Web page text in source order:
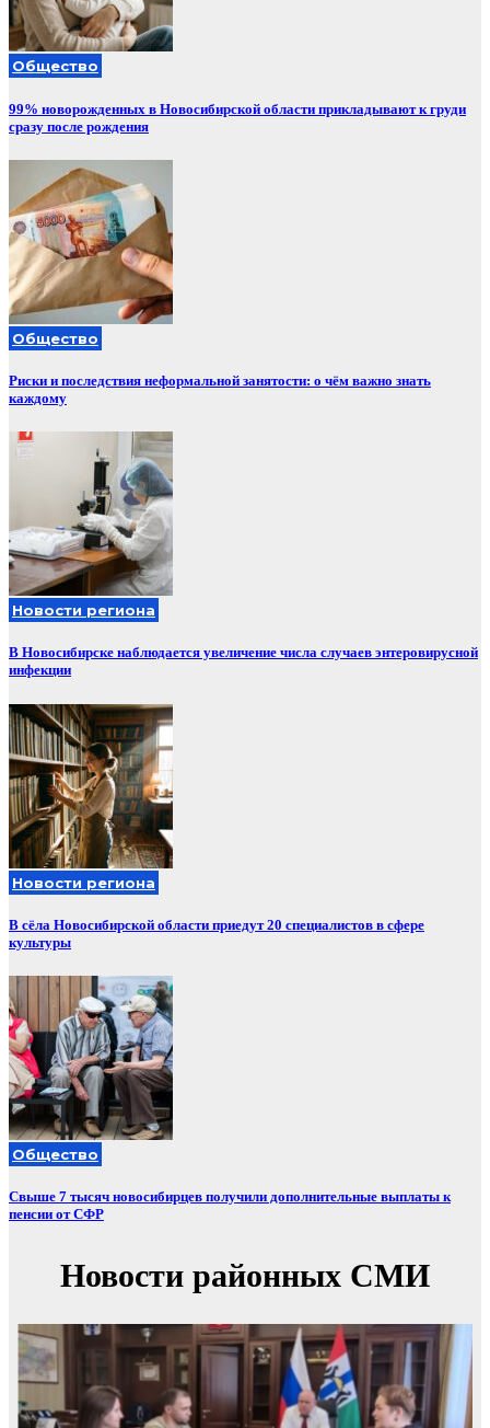
Общество
99% новорожденных в Новосибирской области прикладывают к груди
сразу после рождения
Общество
Риски и последствия неформальной занятости: о чём важно знать
каждому
Новости региона
В Новосибирске наблюдается увеличение числа случаев энтеровирусной
инфекции
Новости региона
В сёла Новосибирской области приедут 20 специалистов в сфере
культуры
Общество
Свыше 7 тысяч новосибирцев получили дополнительные выплаты к
пенсии от СФР